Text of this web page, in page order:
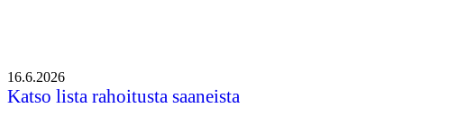
16.6.2026
Katso lista rahoitusta saaneista